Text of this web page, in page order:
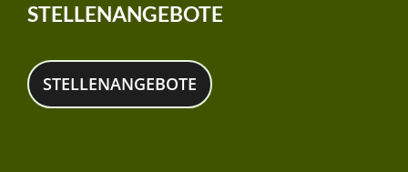
STELLENANGEBOTE
STELLENANGEBOTE